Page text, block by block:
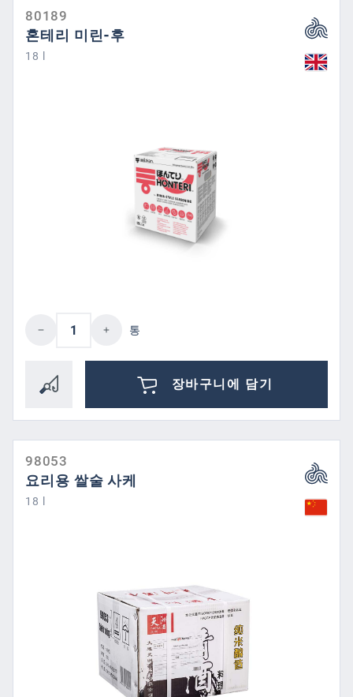
80189
혼테리 미린-후
18 l
제품 수량: 원하는 값을 입력하거나 버튼
통
장바구니에 담기
98053
요리용 쌀술 사케
18 l